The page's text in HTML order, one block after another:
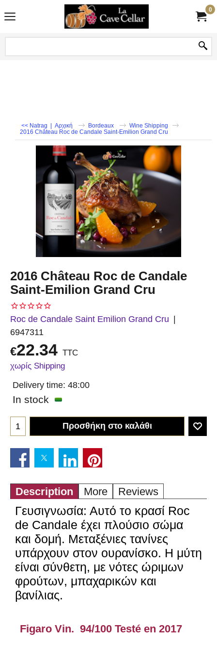
0
<< Natrag | Αρχική Bordeaux
Wine Shipping
2016 Château Roc de Candale Saint-Emilion Grand Cru
2016 Château Roc de Candale
Saint-Emilion Grand Cru
Roc de Candale Saint Emilion Grand Cru
6947311
€22.34 TTC
χωρίς Shipping
Delivery time: 48:00
In stock
Προσθήκη στο καλάθι
Description More Reviews
Γευσιγνωσία: Αυτό το κρασί Roc
de Candale έχει πλούσιο σώμα
και δομή. Μεταξένιες τανίνες
υπάρχουν στον ουρανίσκο. Η μύτη
είναι σύνθετη, με νότες ώριμων
φρούτων, μπαχαρικών και
βανίλιας.
Figaro Vin. 94/100 Testé en 2017